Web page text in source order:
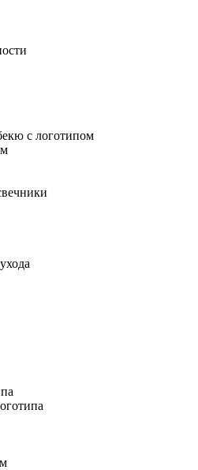
с логотипом